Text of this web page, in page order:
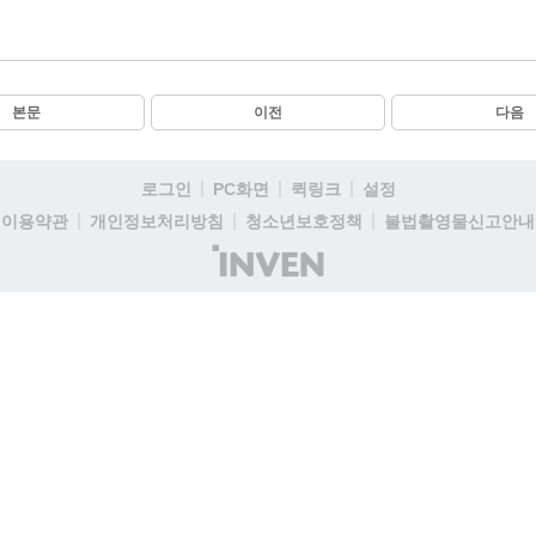
본문 이전 다음
로그인 PC화면 퀵링크
설정
이용약관
개인정보처리방침 청소년보호정책
불법촬영물신고안내
(주)
인